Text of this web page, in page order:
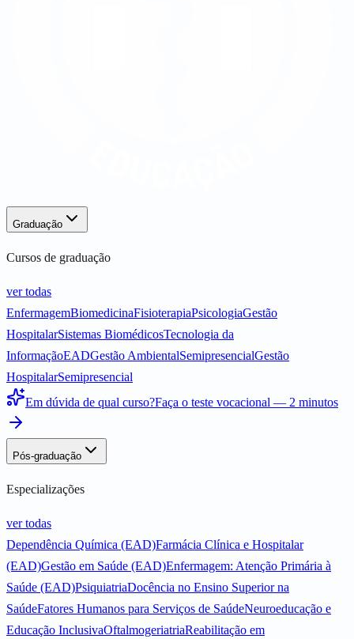
Graduação
Cursos de graduação
ver todas
EnfermagemBiomedicinaFisioterapiaPsicologiaGestão
HospitalarSistemas BiomédicosTecnologia da
InformaçãoEADGestão AmbientalSemipresencialGestão
HospitalarSemipresencial
Em dúvida de qual curso?Faça o teste vocacional — 2 minutos
Pós-graduação
Especializações
ver todas
Dependência Química (EAD)Farmácia Clínica e Hospitalar
(EAD)Gestão em Saúde (EAD)Enfermagem: Atenção Primária à
Saúde (EAD)PsiquiatriaDocência no Ensino Superior na
SaúdeFatores Humanos para Serviços de SaúdeNeuroeducação e
Educação InclusivaOftalmogeriatriaReabilitação em